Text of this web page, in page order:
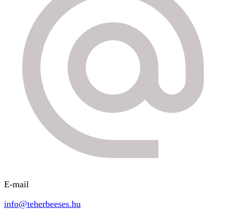
E-mail
info@teherbeeses.hu